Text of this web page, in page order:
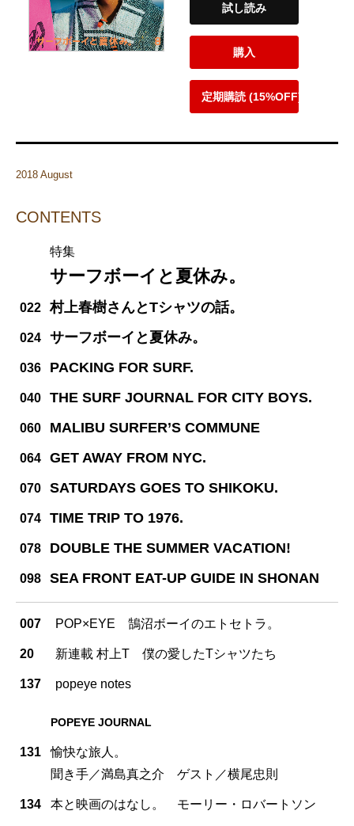
試し読み
購入
定期購読 (15%OFF)
2018 August
CONTENTS
特集
サーフボーイと夏休み。
022 村上春樹さんとTシャツの話。
024 サーフボーイと夏休み。
036 PACKING FOR SURF.
040 THE SURF JOURNAL FOR CITY BOYS.
060 MALIBU SURFER’S COMMUNE
064 GET AWAY FROM NYC.
070 SATURDAYS GOES TO SHIKOKU.
074 TIME TRIP TO 1976.
078 DOUBLE THE SUMMER VACATION!
098 SEA FRONT EAT-UP GUIDE IN SHONAN
007 POP×EYE 鵠沼ボーイのエトセトラ。
20 新連載 村上T 僕の愛したTシャツたち
137 popeye notes
POPEYE JOURNAL
131
愉快な旅人。
聞き手／満島真之介 ゲスト／横尾忠則
134 本と映画のはなし。 モーリー・ロバートソン